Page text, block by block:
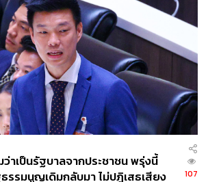
ลาต่อมาพลโท วิจักขฐ์ สิริบรรสพ แม่ทัพ
สื่อมวลชนกรณีการไม่พบข้อมูลในวัน
ยู่แล้ว เพราะกล้องไม่มีตรงนั้น กล้อง
ย่างที่เคยเห็นกันนั่นล่ะ มีคนเดินผ่านหน้า
ทั้งหมดเราก็ส่งไปให้หมดแล้ว
ดียวกันนี้ เราจะมามอบให้ได้อย่างไร ซึ่ง
านในศาล เป็นเรื่องของเจ้าหน้าที่
เป็นรัฐบาลจากประชาชน พรุ่งนี้
รรมนูญเดิมกลับมา ไม่ปฏิเสธเสียง
107